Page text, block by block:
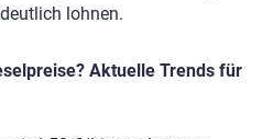
lohnen.
Aktuelle Trends für